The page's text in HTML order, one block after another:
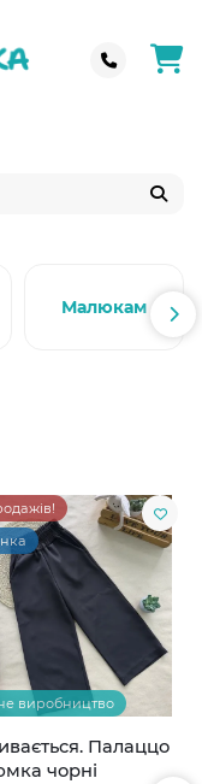
Малюкам
виробництво
Палаццо
чорні